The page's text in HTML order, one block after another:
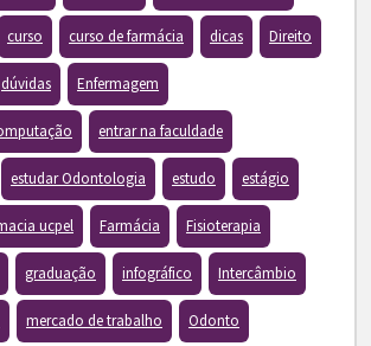
curso curso de farmácia dicas Direito
dúvidas Enfermagem
entrar na faculdade
estudar Odontologia estudo estágio
ucpel Farmácia Fisioterapia
graduação infográfico Intercâmbio
mercado de trabalho Odonto